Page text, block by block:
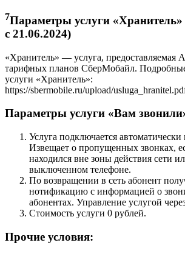
7Параметры услуги «Хранитель»
с 21.06.2024)
«Хранитель» — услуга, предоставляемая
тарифных планов СберМобайл.
услуги «Хранитель»:
https://sbermobile.ru/upload/
Параметры услуги «Вам
Услуга подключается автоматически
Извещает о пропущенных звонках,
находился вне зоны действия сети
выключенном телефоне.
По возвращении в сеть абонент
нотификацию с информацией о
абонентах. Управление услугой
Стоимость услуги 0 рублей.
Прочие условия: